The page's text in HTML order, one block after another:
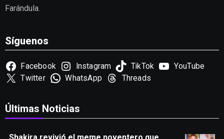
Farándula.
Síguenos
Facebook Instagram TikTok
YouTube
Twitter
WhatsApp Threads
Últimas Noticias